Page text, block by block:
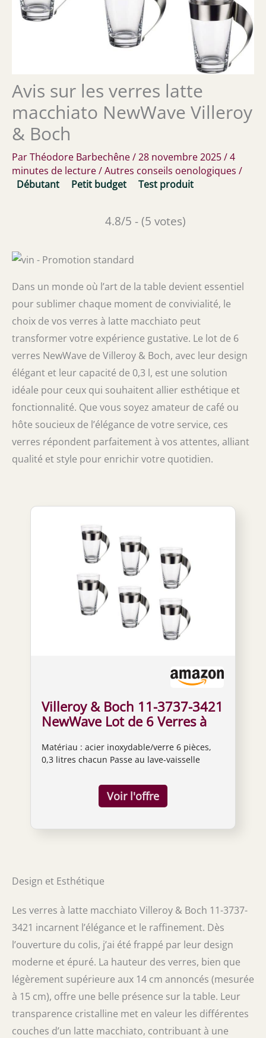
Avis sur les verres latte
macchiato NewWave Villeroy
& Boch
ParThéodore Barbechêne/28 novembre 2025/4
minutes de lecture/Autres conseils oenologiques /
Débutant
Petit budget Test produit
4.8/5 - (5 votes)
Dans un monde où l’art de la table devient essentiel
pour sublimer chaque moment de convivialité, le
choix de vos verres à latte macchiato peut
transformer votre expérience gustative. Le lot de 6
verres NewWave de Villeroy & Boch, avec leur design
élégant et leur capacité de 0,3 l, est une solution
idéale pour ceux qui souhaitent allier esthétique et
fonctionnalité. Que vous soyez amateur de café ou
hôte soucieux de l’élégance de votre service, ces
verres répondent parfaitement à vos attentes, alliant
qualité et style pour enrichir votre quotidien.
Villeroy & Boch 11-3737-3421
NewWave Lot de 6 Verres à
Matériau : acier inoxydable/verre 6 pièces,
0,3 litres chacun Passe au lave-vaisselle
Design et Esthétique
Les verres à latte macchiato Villeroy & Boch 11-3737-
3421 incarnent l’élégance et le raffinement. Dès
l’ouverture du colis, j’ai été frappé par leur design
moderne et épuré. La hauteur des verres, bien que
légèrement supérieure aux 14 cm annoncés (mesurée
à 15 cm), offre une belle présence sur la table. Leur
transparence cristalline met en valeur les différentes
couches d’un latte macchiato, contribuant à une